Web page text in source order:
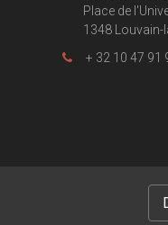
Place de
1348 Louvain-
+ 32 10 47 91